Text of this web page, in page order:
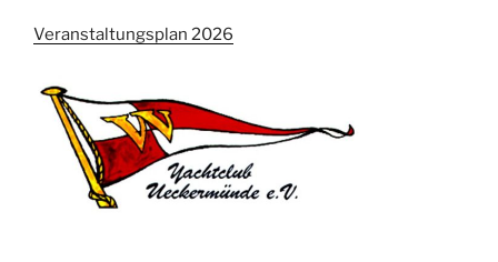
Veranstaltungsplan 2026